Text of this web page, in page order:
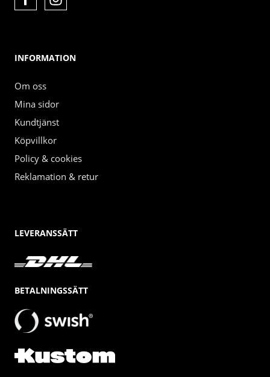
INFORMATION
Om oss
Mina sidor
Kundtjänst
Köpvillkor
Policy & cookies
Reklamation & retur
LEVERANSSÄTT
BETALNINGSSÄTT